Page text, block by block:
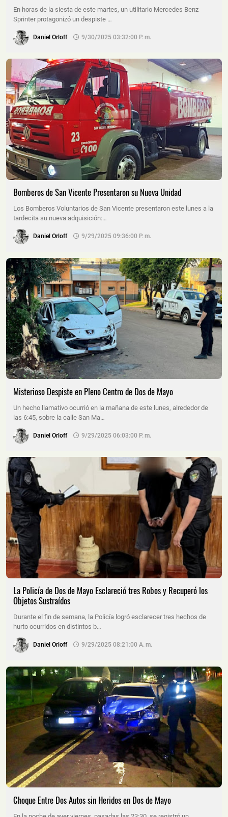
En horas de la siesta de este martes, un utilitario Mercedes Benz
Sprinter protagonizó un despiste …
Daniel Orloff 9/30/2025 03:32:00 P. M.
Bomberos de San Vicente Presentaron su Nueva Unidad
Los Bomberos Voluntarios de San Vicente presentaron este lunes a la
tardecita su nueva adquisición:…
Daniel Orloff 9/29/2025 09:36:00 P. M.
Misterioso Despiste en Pleno Centro de Dos de Mayo
Un hecho llamativo ocurrió en la mañana de este lunes, alrededor de
las 6:45, sobre la calle San Ma…
Daniel Orloff 9/29/2025 06:03:00 P. M.
La Policía de Dos de Mayo Esclareció tres Robos y Recuperó los
Objetos Sustraídos
Durante el fin de semana, la Policía logró esclarecer tres hechos de
hurto ocurridos en distintos b…
Daniel Orloff 9/29/2025 08:21:00 A. M.
Choque Entre Dos Autos sin Heridos en Dos de Mayo